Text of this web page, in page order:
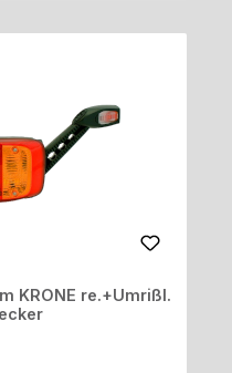
KRONE re.+Umrißl.